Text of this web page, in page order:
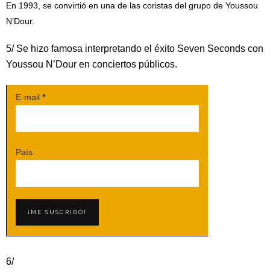
En 1993, se convirtió en una de las coristas del grupo de Youssou
N’Dour.
5/ Se hizo famosa interpretando el éxito Seven Seconds con
Youssou N’Dour en conciertos públicos.
E-mail *
País
6/